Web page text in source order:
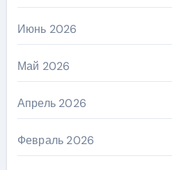
Июнь 2026
Май 2026
Апрель 2026
Февраль 2026